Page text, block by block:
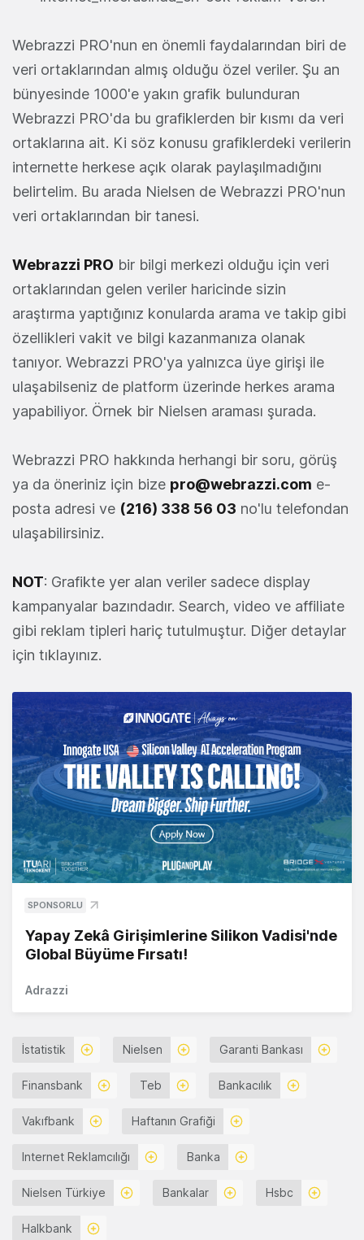
Webrazzi PRO'nun en önemli faydalarından biri de
veri ortaklarından almış olduğu özel veriler. Şu an
bünyesinde 1000'e yakın grafik bulunduran
Webrazzi PRO'da bu grafiklerden bir kısmı da veri
ortaklarına ait. Ki söz konusu grafiklerdeki verilerin
internette herkese açık olarak paylaşılmadığını
belirtelim. Bu arada Nielsen de Webrazzi PRO'nun
veri ortaklarından bir tanesi.
Webrazzi PRO bir bilgi merkezi olduğu için veri
ortaklarından gelen veriler haricinde sizin
araştırma yaptığınız konularda arama ve takip gibi
özellikleri vakit ve bilgi kazanmanıza olanak
tanıyor. Webrazzi PRO'ya yalnızca üye girişi ile
ulaşabilseniz de platform üzerinde herkes arama
yapabiliyor. Örnek bir Nielsen araması şurada.
Webrazzi PRO hakkında herhangi bir soru, görüş
ya da öneriniz için bize pro@webrazzi.com e-
posta adresi ve (216) 338 56 03 no'lu telefondan
ulaşabilirsiniz.
NOT: Grafikte yer alan veriler sadece display
kampanyalar bazındadır. Search, video ve affiliate
gibi reklam tipleri hariç tutulmuştur. Diğer detaylar
için tıklayınız.
SPONSORLU
Yapay Zekâ Girişimlerine Silikon Vadisi'nde
Global Büyüme Fırsatı!
Adrazzi
İstatistik Nielsen Garanti Bankası
Finansbank Teb Bankacılık
Vakıfbank Haftanın Grafiği
Internet Reklamcılığı Banka
Nielsen Türkiye Bankalar Hsbc
Halkbank